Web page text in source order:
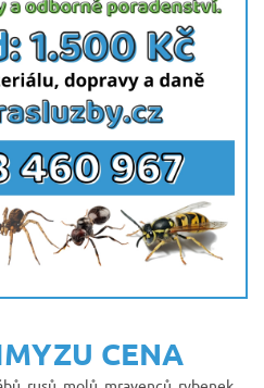
CENA